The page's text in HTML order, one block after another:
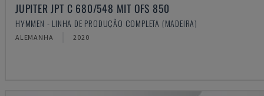
JUPITER JPT C 680/548 MIT OFS 850
HYMMEN - LINHA DE PRODUÇÃO COMPLETA (MADEIRA)
ALEMANHA 2020